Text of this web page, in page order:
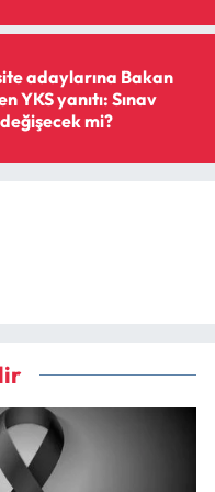
adaylarına Bakan
YKS yanıtı: Sınav
mi?